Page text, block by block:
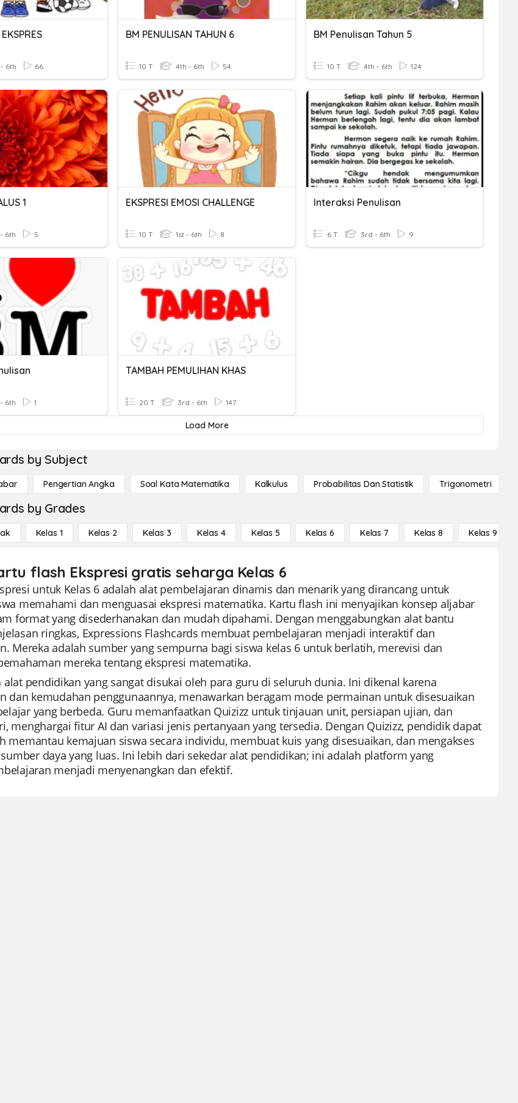
6th 66
BM PENULISAN TAHUN 6
10 T 4th - 6th 54
BM Penulisan Tahun 5
10 T 4th - 6th 124
1
6th 5
EKSPRESI EMOSI CHALLENGE
10 T 1st - 6th 8
Interaksi Penulisan
6 T 3rd - 6th 9
6th 1
TAMBAH PEMULIHAN KHAS
20 T 3rd - 6th 147
Load More
by Subject
Pengertian Angka Soal Kata Matematika Kalkulus Probabilitas Dan Statistik Trigonometri
by Grades
Kelas 1 Kelas 2 Kelas 3 Kelas 4 Kelas 5 Kelas 6 Kelas 7 Kelas 8 Kelas 9
flash Ekspresi gratis seharga Kelas 6
untuk Kelas 6 adalah alat pembelajaran dinamis dan menarik yang dirancang untuk
memahami dan menguasai ekspresi matematika. Kartu flash ini menyajikan konsep aljabar
format yang disederhanakan dan mudah dipahami. Dengan menggabungkan alat bantu
ringkas, Expressions Flashcards membuat pembelajaran menjadi interaktif dan
Mereka adalah sumber yang sempurna bagi siswa kelas 6 untuk berlatih, merevisi dan
mereka tentang ekspresi matematika.
alat pendidikan yang sangat disukai oleh para guru di seluruh dunia. Ini dikenal karena
dan kemudahan penggunaannya, menawarkan beragam mode permainan untuk disesuaikan
yang berbeda. Guru memanfaatkan Quizizz untuk tinjauan unit, persiapan ujian, dan
menghargai fitur AI dan variasi jenis pertanyaan yang tersedia. Dengan Quizizz, pendidik dapat
memantau kemajuan siswa secara individu, membuat kuis yang disesuaikan, dan mengakses
daya yang luas. Ini lebih dari sekedar alat pendidikan; ini adalah platform yang
menjadi menyenangkan dan efektif.